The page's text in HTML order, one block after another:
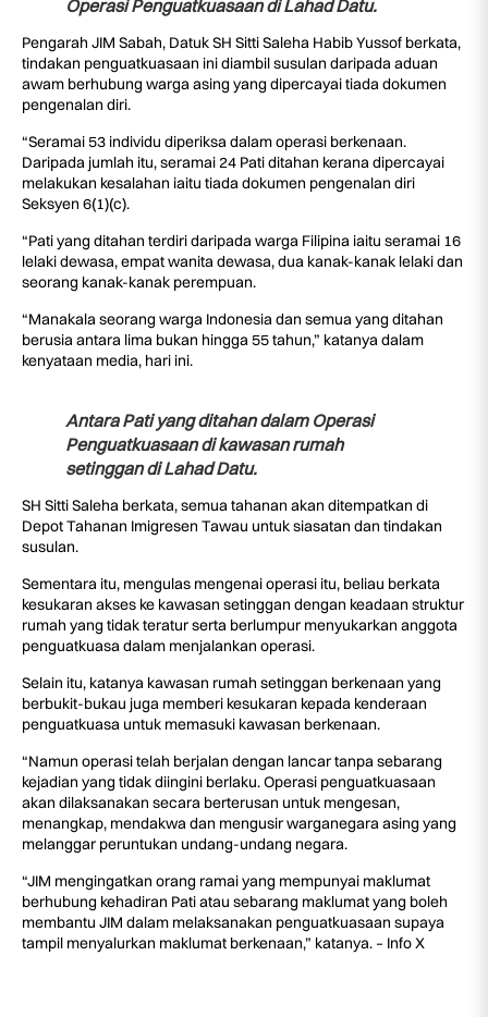
Operasi Penguatkuasaan di Lahad Datu.
Pengarah JIM Sabah, Datuk SH Sitti Saleha Habib Yussof berkata,
tindakan penguatkuasaan ini diambil susulan daripada aduan
awam berhubung warga asing yang dipercayai tiada dokumen
pengenalan diri.
“Seramai 53 individu diperiksa dalam operasi berkenaan.
Daripada jumlah itu, seramai 24 Pati ditahan kerana dipercayai
melakukan kesalahan iaitu tiada dokumen pengenalan diri
Seksyen 6(1)(c).
“Pati yang ditahan terdiri daripada warga Filipina iaitu seramai 16
lelaki dewasa, empat wanita dewasa, dua kanak-kanak lelaki dan
seorang kanak-kanak perempuan.
“Manakala seorang warga Indonesia dan semua yang ditahan
berusia antara lima bukan hingga 55 tahun,” katanya dalam
kenyataan media, hari ini.
Antara Pati yang ditahan dalam Operasi
Penguatkuasaan di kawasan rumah
setinggan di Lahad Datu.
SH Sitti Saleha berkata, semua tahanan akan ditempatkan di
Depot Tahanan Imigresen Tawau untuk siasatan dan tindakan
susulan.
Sementara itu, mengulas mengenai operasi itu, beliau berkata
kesukaran akses ke kawasan setinggan dengan keadaan struktur
rumah yang tidak teratur serta berlumpur menyukarkan anggota
penguatkuasa dalam menjalankan operasi.
Selain itu, katanya kawasan rumah setinggan berkenaan yang
berbukit-bukau juga memberi kesukaran kepada kenderaan
penguatkuasa untuk memasuki kawasan berkenaan.
“Namun operasi telah berjalan dengan lancar tanpa sebarang
kejadian yang tidak diingini berlaku. Operasi penguatkuasaan
akan dilaksanakan secara berterusan untuk mengesan,
menangkap, mendakwa dan mengusir warganegara asing yang
melanggar peruntukan undang-undang negara.
“JIM mengingatkan orang ramai yang mempunyai maklumat
berhubung kehadiran Pati atau sebarang maklumat yang boleh
membantu JIM dalam melaksanakan penguatkuasaan supaya
tampil menyalurkan maklumat berkenaan,” katanya. – Info X